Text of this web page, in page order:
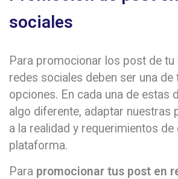
sociales
Para promocionar los post de tu
redes sociales deben ser una
opciones. En cada una de estas
algo diferente, adaptar nuestras
a la realidad y requerimientos de
plataforma.
Para promocionar tus post en